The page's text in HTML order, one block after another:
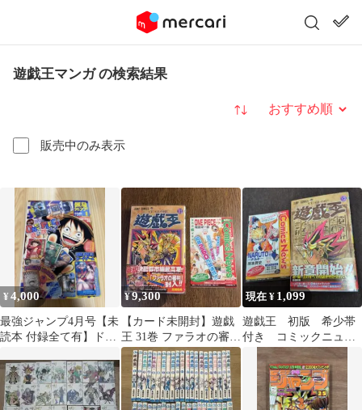
遊戯王マンガ の検索結果
販売中のみ表示
並び替え
¥4,000
最強ジャンプ4月号【未
読本 付録全て有】ドラ
戯王
¥9,300
【カード未開封】遊戯
王 31巻 ファラオの審判
高橋和希 帯 コミッ
クニュース
現在 ¥ 1,099
遊戯王 初版 希少帯
付き コミックニュー
ス付き